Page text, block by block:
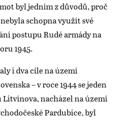
byl jedním z důvodů, proč
schopna využít své
postupu Rudé armády na
1945.
i dva cíle na území
– v roce 1944 se jeden
Litvínova, nacházel na území
Pardubice, byl